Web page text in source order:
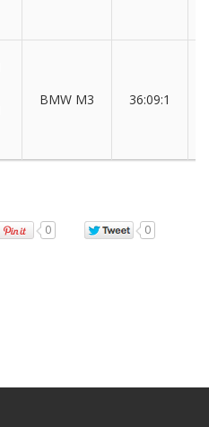
BMW M3 36:09:1
0 0